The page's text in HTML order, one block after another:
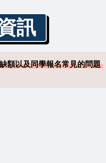
訊
額以及同學報名常見的問題